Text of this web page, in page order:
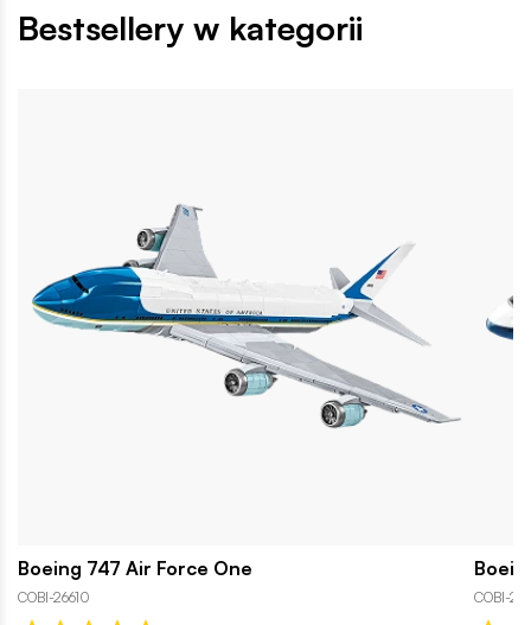
Bestsellery w kategorii
Boeing 747 Air Force One
COBI-26610 COBI-